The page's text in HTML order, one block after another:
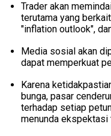
Trader akan
terutama yang
"inflation outlook",
Media sosial akan
dapat memperkuat
Karena
bunga, pasar
terhadap setiap
menunda ekspektasi